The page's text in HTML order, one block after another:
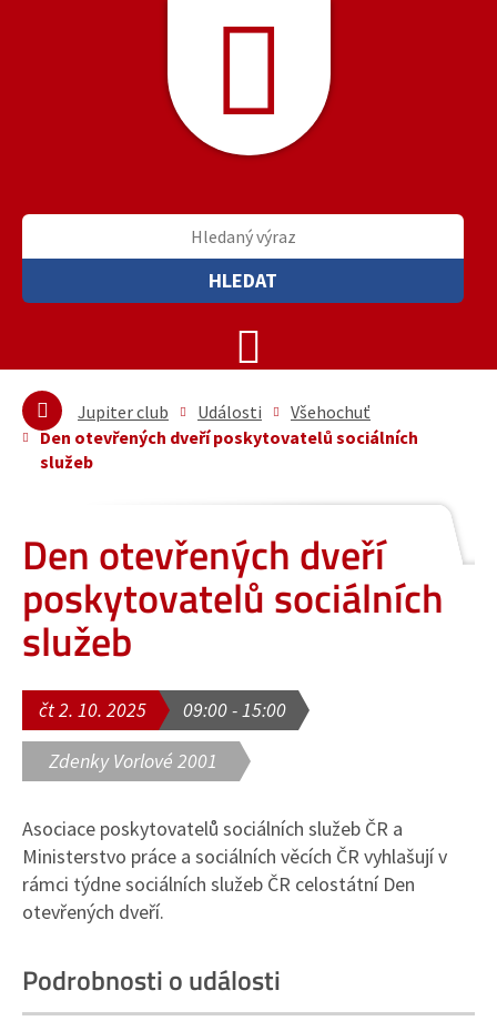
HLEDAT
Jupiter club Události
Všehochuť
Den otevřených dveří poskytovatelů sociálních
služeb
Den otevřených dveří
poskytovatelů sociálních
služeb
čt 2. 10. 2025
09:00 - 15:00
Zdenky Vorlové 2001
Asociace poskytovatelů sociálních služeb ČR a
Ministerstvo práce a sociálních věcích ČR vyhlašují v
rámci týdne sociálních služeb ČR celostátní Den
otevřených dveří.
Podrobnosti o události